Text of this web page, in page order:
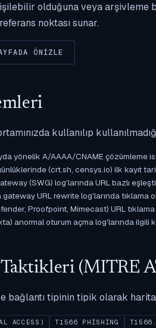
olduğuna veya arşivleme
noktası sunar.
ÖNIZLE
kullanılıp
yönelik A/AAAA/CNAME çözümleme
(crt.sh, censys.io) ilk kayıt
(SWG) log'larında URL bazlı
gateway URL rewrite log'larında
Proofpoint, Mimecast) URL tıklama
anormal oturum açma log'larında ilgili
Taktikleri (MITRE
bağlantı tipinin tipik olarak
ACCESS) T1566 PHISHING